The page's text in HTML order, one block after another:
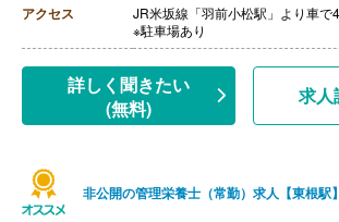
アクセス
JR米坂線「羽前小松駅」より車で
※駐車場あり
詳しく聞きたい
(無料)
求人
非公開の管理栄養士（常勤）求人【東根駅